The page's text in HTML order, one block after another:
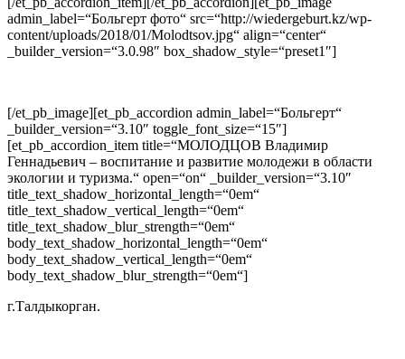
admin_label=“Больгерт фото“ src=“http://wiedergeburt.kz/wp-
content/uploads/2018/01/Molodtsov.jpg“ align=“center“
_builder_version=“3.0.98″ box_shadow_style=“preset1″]
[/et_pb_image][et_pb_accordion admin_label=“Больгерт“
_builder_version=“3.10″ toggle_font_size=“15″]
[et_pb_accordion_item title=“МОЛОДЦОВ Владимир
Геннадьевич – воспитание и развитие молодежи в области
экологии и туризма.“ open=“on“ _builder_version=“3.10″
title_text_shadow_horizontal_length=“0em“
title_text_shadow_vertical_length=“0em“
title_text_shadow_blur_strength=“0em“
body_text_shadow_horizontal_length=“0em“
body_text_shadow_vertical_length=“0em“
body_text_shadow_blur_strength=“0em“]
г.Талдыкорган.